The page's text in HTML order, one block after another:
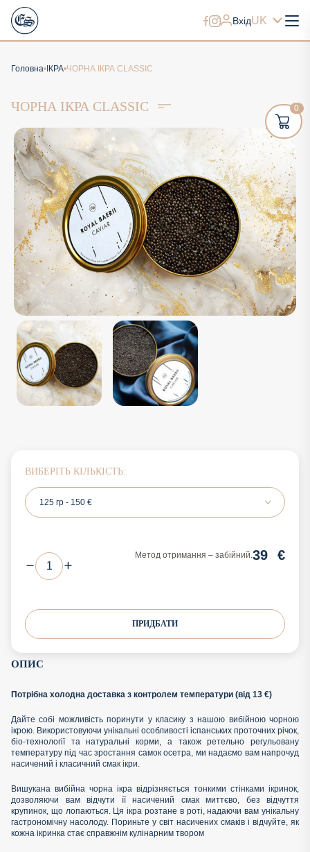
ВхідUK
Головна ІКРА ЧОРНА ІКРА CLASSIC
ЧОРНА ІКРА CLASSIC
ВИБЕРІТЬ КІЛЬКІСТЬ:
125 гр - 150 €
Метод отримання – забійний. 39 €
ПРИДБАТИ
ОПИС
Потрібна холодна доставка з контролем температури (від 13 €)
Дайте собі можливість поринути у класику з нашою вибійною чорною
ікрою. Використовуючи унікальні особливості іспанських проточних річок,
біо-технології та натуральні корми, а також ретельно регульовану
температуру під час зростання самок осетра, ми надаємо вам напрочуд
насичений і класичний смак ікри.
Вишукана вибійна чорна ікра відрізняється тонкими стінками ікринок,
дозволяючи вам відчути її насичений смак миттєво, без відчуття
крупинок, що лопаються. Ця ікра розтане в роті, надаючи вам унікальну
гастрономічну насолоду. Пориньте у світ насичених смаків і відчуйте, як
кожна ікринка стає справжнім кулінарним твором
0